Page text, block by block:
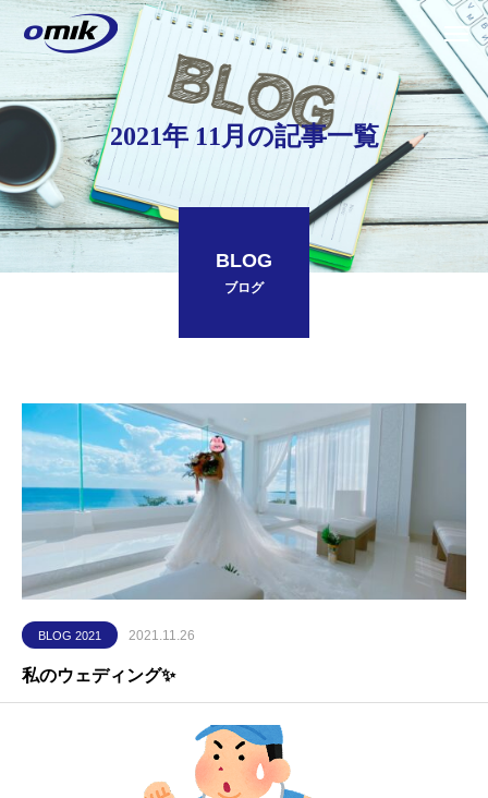
2021年 11月の記事一覧
BLOG
ブログ
BLOG 2021 2021.11.26
私のウェディング✨